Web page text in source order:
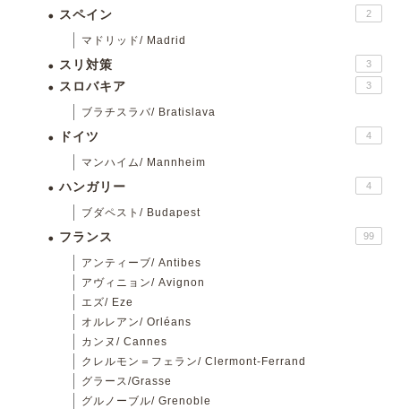
スペイン 2
マドリッド/ Madrid
スリ対策 3
スロバキア 3
ブラチスラバ/ Bratislava
ドイツ 4
マンハイム/ Mannheim
ハンガリー 4
ブダペスト/ Budapest
フランス 99
アンティーブ/ Antibes
アヴィニョン/ Avignon
エズ/ Eze
オルレアン/ Orléans
カンヌ/ Cannes
クレルモン＝フェラン/ Clermont-Ferrand
グラース/Grasse
グルノーブル/ Grenoble